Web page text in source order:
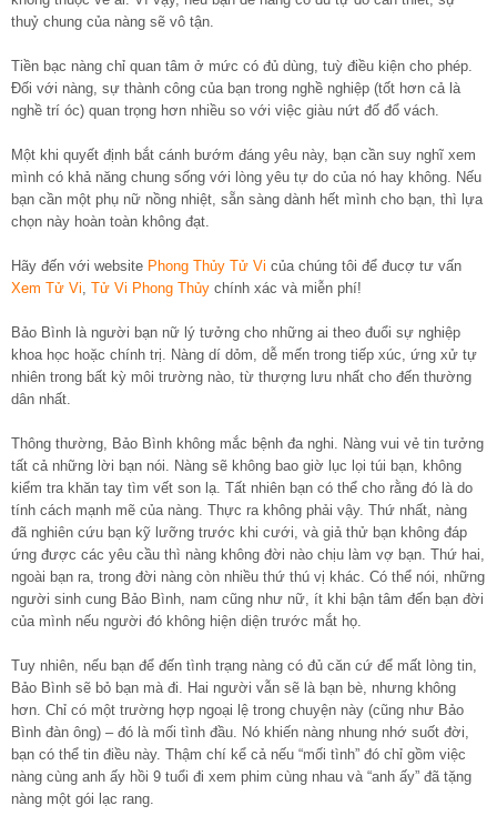
thuỷ chung của nàng sẽ vô tận.
Tiền bạc nàng chỉ quan tâm ở mức có đủ dùng, tuỳ điều kiện cho phép.
Đối với nàng, sự thành công của bạn trong nghề nghiệp (tốt hơn cả là
nghề trí óc) quan trọng hơn nhiều so với việc giàu nứt đố đổ vách.
Một khi quyết định bắt cánh bướm đáng yêu này, bạn cần suy nghĩ xem
mình có khả năng chung sống với lòng yêu tự do của nó hay không. Nếu
bạn cần một phụ nữ nồng nhiệt, sẵn sàng dành hết mình cho bạn, thì lựa
chọn này hoàn toàn không đạt.
Hãy đến với website Phong Thủy Tử Vi của chúng tôi để đucợ tư vấn
Xem Tử Vi Tử Vi Phong Thủy chính xác và miễn phí!
Bảo Bình là người bạn nữ lý tưởng cho những ai theo đuổi sự nghiệp
khoa học hoặc chính trị. Nàng dí dỏm, dễ mến trong tiếp xúc, ứng xử tự
nhiên trong bất kỳ môi trường nào, từ thượng lưu nhất cho đến thường
dân nhất.
Thông thường, Bảo Bình không mắc bệnh đa nghi. Nàng vui vẻ tin tưởng
tất cả những lời bạn nói. Nàng sẽ không bao giờ lục lọi túi bạn, không
kiểm tra khăn tay tìm vết son lạ. Tất nhiên bạn có thể cho rằng đó là do
tính cách mạnh mẽ của nàng. Thực ra không phải vậy. Thứ nhất, nàng
đã nghiên cứu bạn kỹ lưỡng trước khi cưới, và giả thử bạn không đáp
ứng được các yêu cầu thì nàng không đời nào chịu làm vợ bạn. Thứ hai,
ngoài bạn ra, trong đời nàng còn nhiều thứ thú vị khác. Có thể nói, những
người sinh cung Bảo Bình, nam cũng như nữ, ít khi bận tâm đến bạn đời
của mình nếu người đó không hiện diện trước mắt họ.
Tuy nhiên, nếu bạn để đến tình trạng nàng có đủ căn cứ để mất lòng tin,
Bảo Bình sẽ bỏ bạn mà đi. Hai người vẫn sẽ là bạn bè, nhưng không
hơn. Chỉ có một trường hợp ngoại lệ trong chuyện này (cũng như Bảo
Bình đàn ông) – đó là mối tình đầu. Nó khiến nàng nhung nhớ suốt đời,
bạn có thể tin điều này. Thậm chí kể cả nếu “mối tình” đó chỉ gồm việc
nàng cùng anh ấy hồi 9 tuổi đi xem phim cùng nhau và “anh ấy” đã tặng
nàng một gói lạc rang.